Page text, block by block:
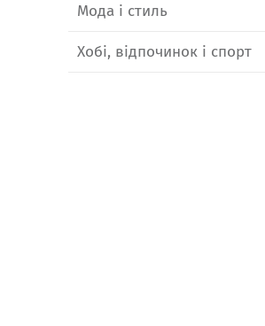
Мода і стиль
Хобі, відпочинок і спорт